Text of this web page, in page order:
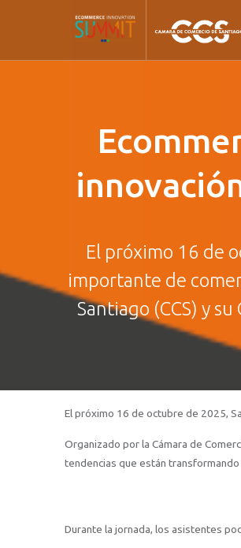
El próximo 16 de
importante de
Santiago (CCS) y
El próximo 16 de octubre de 2025,
Organizado por la Cámara de
tendencias que están
Durante la jornada, los asistentes